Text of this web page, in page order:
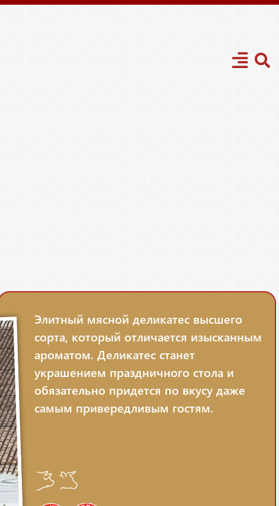
Элитный мясной деликатес высшего
сорта, который отличается изысканным
ароматом. Деликатес станет
украшением праздничного стола и
обязательно придется по вкусу даже
самым привередливым гостям.